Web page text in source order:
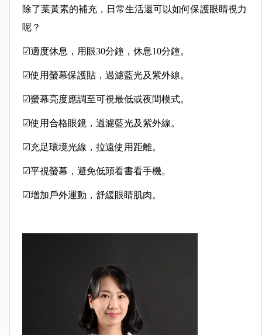
除了葉黃素的補充，日常生活還可以如何保護眼睛視力
呢？
☑適度休息，用眼30分鐘，休息10分鐘。
☑使用螢幕保護貼，過濾藍光及紫外線。
☑螢幕亮度應調至可視最低或夜間模式。
☑使用合格眼鏡，過濾藍光及紫外線。
☑充足環境光線，拉遠使用距離。
☑平視螢幕，避免低頭看書看手機。
☑增加戶外運動，舒緩眼睛肌肉。